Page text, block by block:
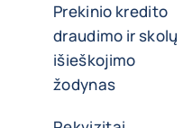
Prekinio kredito
draudimo ir skolų
išieškojimo
žodynas